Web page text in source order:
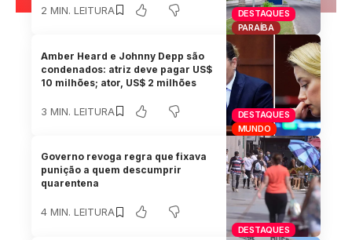
DESTAQUES
PARAÍBA
2 MIN. LEITURA
DESTAQUES
MUNDO
Amber Heard e Johnny Depp são
condenados: atriz deve pagar US$
10 milhões; ator, US$ 2 milhões
3 MIN. LEITURA
DESTAQUES
Governo revoga regra que fixava
punição a quem descumprir
quarentena
4 MIN. LEITURA